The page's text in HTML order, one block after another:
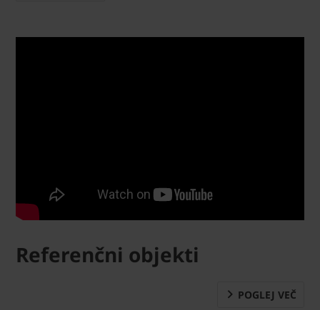
Referenčni objekti
POGLEJ VEČ